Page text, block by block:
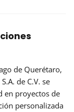
de Querétaro,
de C.V. se
en proyectos de
personalizada